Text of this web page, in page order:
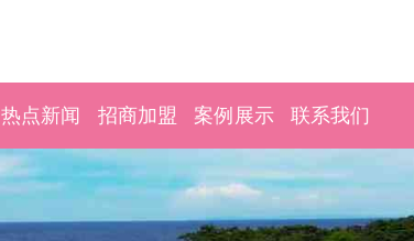
热点新闻 招商加盟 案例展示 联系我们